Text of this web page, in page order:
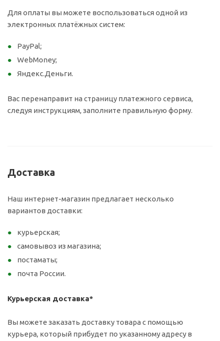
Для оплаты вы можете воспользоваться одной из
электронных платёжных систем:
PayPal;
WebMoney;
Яндекс.Деньги.
Вас перенаправит на страницу платежного сервиса,
следуя инструкциям, заполните правильную форму.
Доставка
Наш интернет-магазин предлагает несколько
вариантов доставки:
курьерская;
самовывоз из магазина;
постаматы;
почта России.
Курьерская доставка*
Вы можете заказать доставку товара с помощью
курьера, который прибудет по указанному адресу в